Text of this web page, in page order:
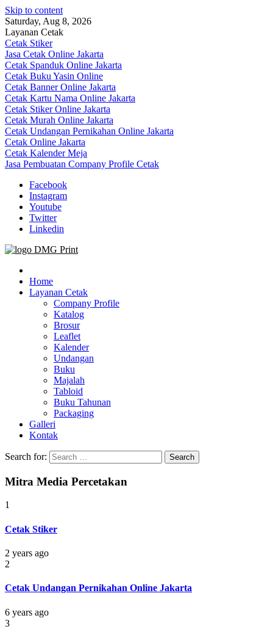
Skip to content
Saturday, Aug 8, 2026
Layanan Cetak
Cetak Stiker
Jasa Cetak Online Jakarta
Cetak Spanduk Online Jakarta
Cetak Buku Yasin Online
Cetak Banner Online Jakarta
Cetak Kartu Nama Online Jakarta
Cetak Stiker Online Jakarta
Cetak Murah Online Jakarta
Cetak Undangan Pernikahan Online Jakarta
Cetak Online Jakarta
Cetak Kalender Meja
Jasa Pembuatan Company Profile Cetak
Facebook
Instagram
Youtube
Twitter
Linkedin
Jasa Cetak Online DMG Printing
Home
Layanan Cetak
Company Profile
Katalog
Brosur
Leaflet
Kalender
Undangan
Buku
Majalah
Tabloid
Buku Tahunan
Packaging
Galleri
Kontak
Search for:
Mitra Media Percetakan
1
Cetak Stiker
2 years ago
2
Cetak Undangan Pernikahan Online Jakarta
6 years ago
3